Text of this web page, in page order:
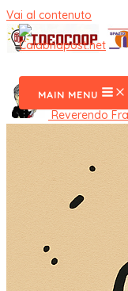
Vai al contenuto
MAIN MENU
Reverendo